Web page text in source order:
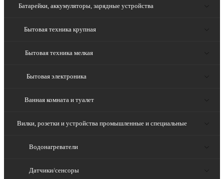
Батарейки, аккумуляторы, зарядные устройства
Бытовая техника крупная
Бытовая техника мелкая
Бытовая электроника
Ванная комната и туалет
Вилки, розетки и устройства промышленные и специальные
Водонагреватели
Датчики/сенсоры